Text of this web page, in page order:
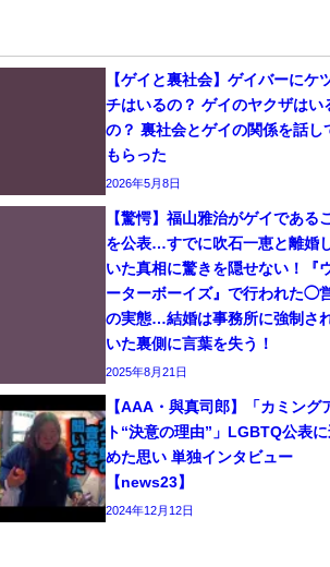
【ゲイと裏社会】ゲイバーにケ
チはいるの？ ゲイのヤクザはい
の？ 裏社会とゲイの関係を話し
もらった
2026年5月8日
【驚愕】福山雅治がゲイである
を公表…すでに吹石一恵と離婚
いた真相に驚きを隠せない！『
ーターボーイズ』で行われた◯
の実態…結婚は事務所に強制さ
いた裏側に言葉を失う！
2025年8月21日
【AAA・與真司郎】「カミング
ト“決意の理由”」LGBTQ公表に
めた思い 単独インタビュー
【news23】
2024年12月12日